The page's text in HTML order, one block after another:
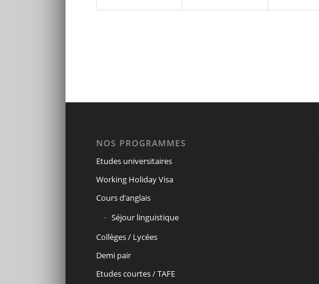
NOS PROGRAMMES
Etudes universitaires
Working Holiday Visa
Cours d’anglais
Séjour linguistique
Collèges / Lycées
Demi pair
Etudes courtes / TAFE